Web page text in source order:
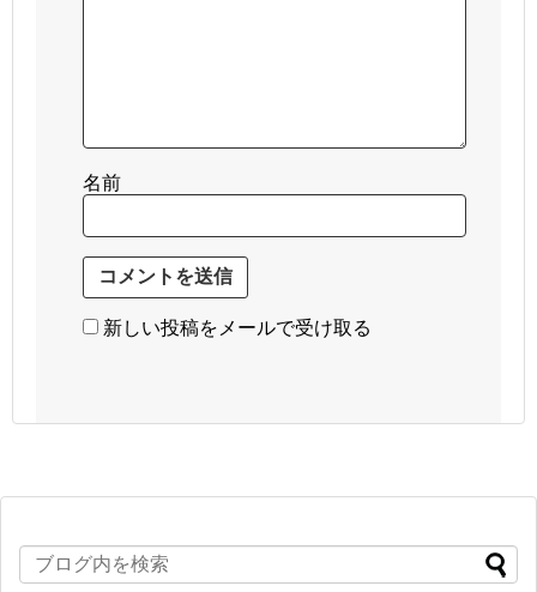
名前
新しい投稿をメールで受け取る